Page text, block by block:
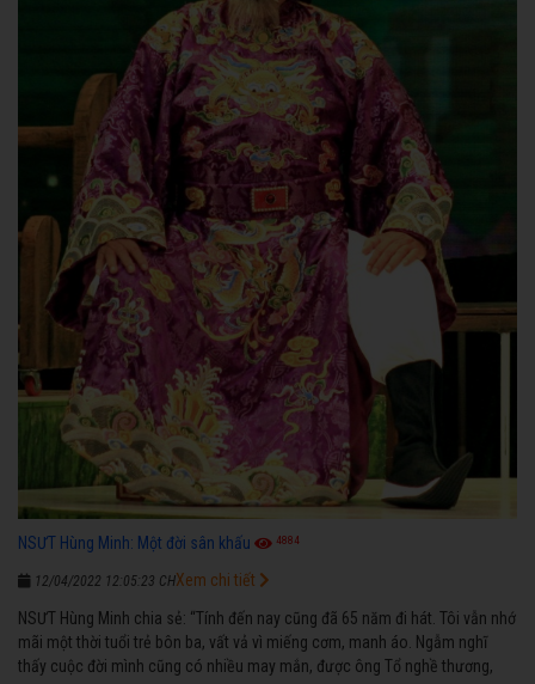
NSƯT Hùng Minh: Một đời sân khấu 4884
12/04/2022 12:05:23 CH
NSƯT Hùng Minh chia sẻ: “Tính đến nay cũng đã 65 năm đi hát. Tôi vẫn nhớ
mãi một thời tuổi trẻ bôn ba, vất vả vì miếng cơm, manh áo. Ngẫm nghĩ
thấy cuộc đời mình cũng có nhiều may mắn, được ông Tổ nghề thương,
Xem chi tiết